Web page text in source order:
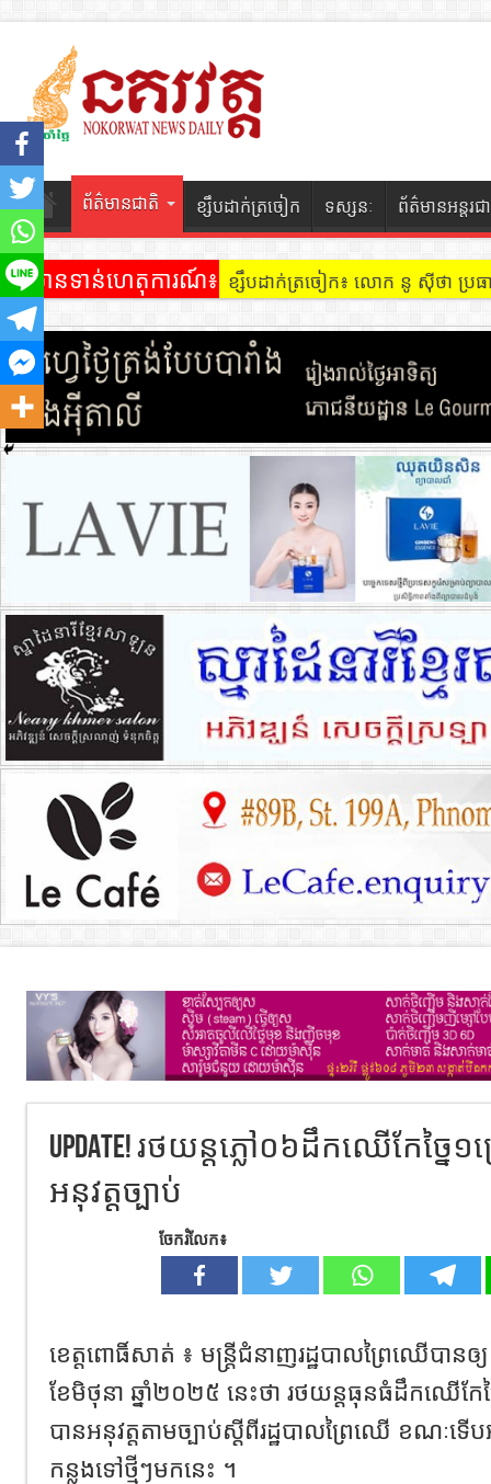
ព័ត៌មានជាតិ ខ្សឹបដាក់ត្រចៀក ទស្សនៈ ព័ត៌មានអន្តរជ
ព័ត៌មានទាន់ហេតុការណ៍៖ ខ្សឹបដាក់ត្រចៀក ៖ អគារ Sky 31
Update! រថយន្តភ្លៅ០៦ដឹកឈើកែច្នៃ
អនុវត្តច្បាប់
ចែករំលែក៖
ខេត្តពោធិ៍សាត់ ៖ មន្ត្រីជំនាញរដ្ឋបាលព្រៃឈើបាន
ខែមិថុនា ឆ្នាំ២០២៥ នេះថា រថយន្តធុនធំដឹកឈើកែច្
បានអនុវត្តតាមច្បាប់ស្ដីពីរដ្ឋបាលព្រៃឈើ ខណៈទើ
កន្លងទៅថ្មីៗមកនេះ ។